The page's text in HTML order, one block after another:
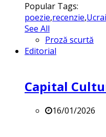
Popular Tags:
poezie,recenzie,
See All
Proză scurtă
Editorial
Capital
16/01/2026